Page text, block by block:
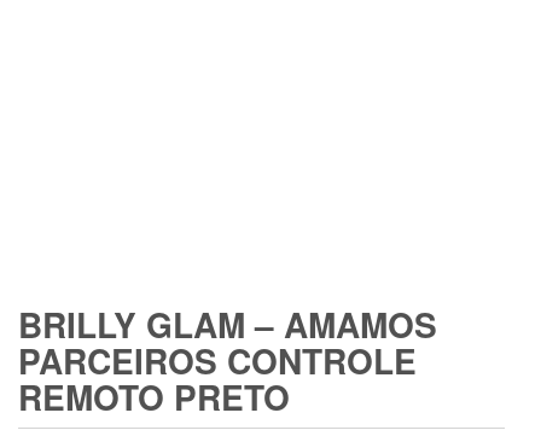
BRILLY GLAM – AMAMOS
PARCEIROS CONTROLE
REMOTO PRETO